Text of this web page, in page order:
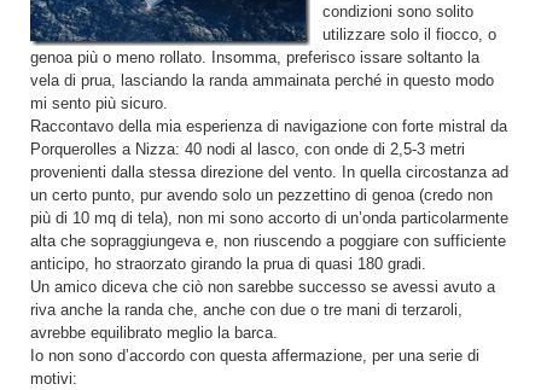
condizioni sono solito
utilizzare solo il fiocco, o
genoa più o meno rollato. Insomma, preferisco issare soltanto la
vela di prua, lasciando la randa ammainata perché in questo modo
mi sento più sicuro.
Raccontavo della mia esperienza di navigazione con forte mistral da
Porquerolles a Nizza: 40 nodi al lasco, con onde di 2,5-3 metri
provenienti dalla stessa direzione del vento. In quella circostanza ad
un certo punto, pur avendo solo un pezzettino di genoa (credo non
più di 10 mq di tela), non mi sono accorto di un’onda particolarmente
alta che sopraggiungeva e, non riuscendo a poggiare con sufficiente
anticipo, ho straorzato girando la prua di quasi 180 gradi.
Un amico diceva che ciò non sarebbe successo se avessi avuto a
riva anche la randa che, anche con due o tre mani di terzaroli,
avrebbe equilibrato meglio la barca.
Io non sono d’accordo con questa affermazione, per una serie di
motivi: